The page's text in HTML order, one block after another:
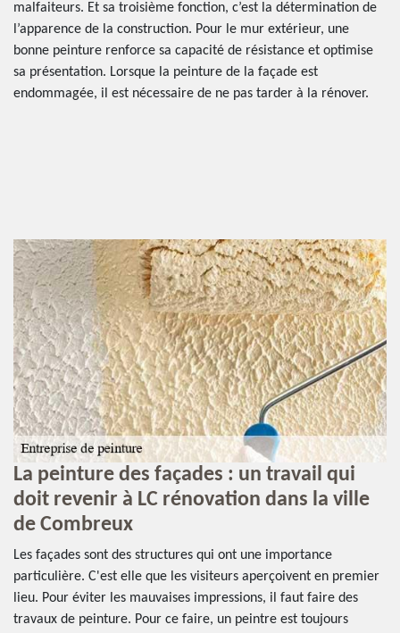
malfaiteurs. Et sa troisième fonction, c’est la détermination de
l’apparence de la construction. Pour le mur extérieur, une
bonne peinture renforce sa capacité de résistance et optimise
sa présentation. Lorsque la peinture de la façade est
endommagée, il est nécessaire de ne pas tarder à la rénover.
La peinture des façades : un travail qui
doit revenir à LC rénovation dans la ville
de Combreux
Les façades sont des structures qui ont une importance
particulière. C'est elle que les visiteurs aperçoivent en premier
lieu. Pour éviter les mauvaises impressions, il faut faire des
travaux de peinture. Pour ce faire, un peintre est toujours